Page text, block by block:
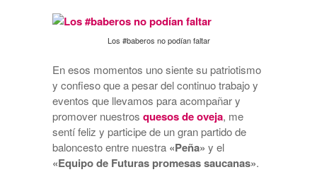
Los #baberos no podían faltar
En esos momentos uno siente su patriotismo
y confieso que a pesar del continuo trabajo y
eventos que llevamos para acompañar y
promover nuestros quesos de oveja, me
sentí feliz y participe de un gran partido de
baloncesto entre nuestra «Peña» y el
«Equipo de Futuras promesas saucanas».